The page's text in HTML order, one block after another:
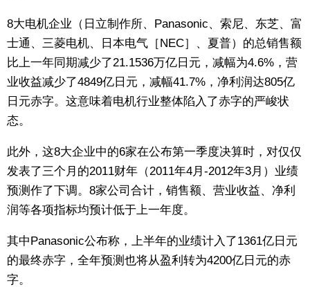
编辑部通知
SNS
8大电机企业（日立制作所、Panasonic、索尼、东芝、富
士通、三菱电机、日本电气［NEC］、夏普）的总销售额
比上一年同期减少了21.1536万亿日元，减幅为4.6%，营
业收益减少了4849亿日元，减幅41.7%，净利润达805亿
日元赤字。这意味着电机行业整体陷入了赤字的严峻状
态。
此外，这8大企业中的6家在公布第一季度决算时，对仅仅
发表了三个月的2011财年（2011年4月-2012年3月）业绩
预测作了下调。8家公司合计，销售额、营业收益、净利
润等各项指标均预计低于上一年度。
其中Panasonic公布称，上半年的业绩计入了1361亿日元
的最终赤字，全年预测也将从盈利转为4200亿日元的赤
字。